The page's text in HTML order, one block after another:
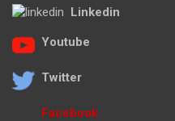
Linkedin
Youtube
Twitter
Facebook